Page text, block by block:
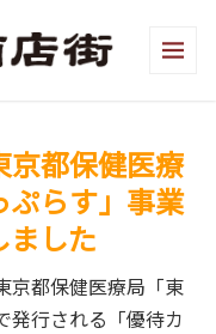
京都保健医療
ぷらす」事業
ました
京都保健医療局「東
発行される「優待カ